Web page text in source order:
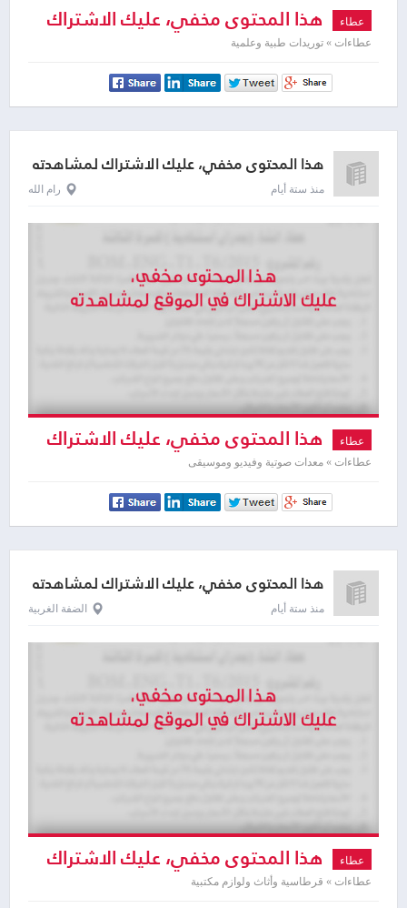
عطاء هذا المحتوى مخفي، عليك الاشتراك
لمشاهدته
عطاءات » توريدات طبية وعلمية
هذا المحتوى مخفي، عليك الاشتراك لمشاهدته
منذ ستة أيام رام الله
عطاء هذا المحتوى مخفي، عليك الاشتراك
لمشاهدته
عطاءات » معدات صوتية وفيديو وموسيقى
هذا المحتوى مخفي، عليك الاشتراك لمشاهدته
منذ ستة أيام الضفة الغربية
عطاء هذا المحتوى مخفي، عليك الاشتراك
لمشاهدته
عطاءات » قرطاسية وأثاث ولوازم مكتبية